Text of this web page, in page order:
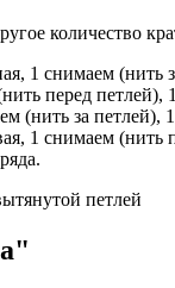
количество
1 снимаем (нить
перед петлей),
(нить за петлей),
1 снимаем (нить
петлей